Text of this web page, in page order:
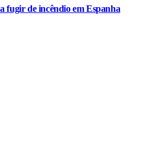
fugir de incêndio em Espanha